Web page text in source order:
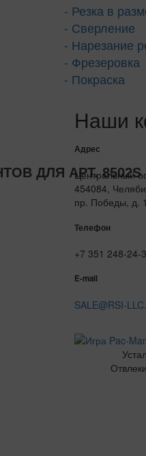
ДЛЯ АРТ. 8502S
- Резка в
- Сверление
- Нарезание
- Фрезеровка
- Покраска
Наши
Адрес
Центральный
454084,
пр. Победы, д.
Телефон
+7 351 248-24-
E-mail
SALE@RSI-